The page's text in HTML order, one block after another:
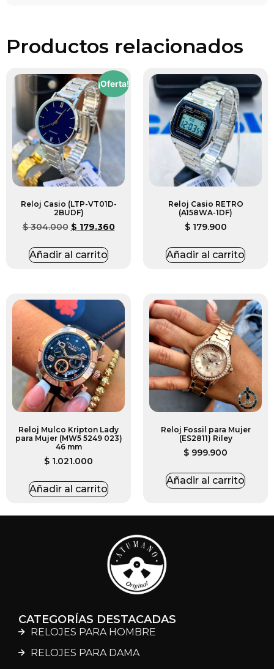
Productos relacionados
¡Oferta!
Reloj Casio (LTP-VT01D-
2BUDF)
$304.000 $ 179.360
Añadir al carrito
Reloj Casio RETRO
(A158WA-1DF)
$179.900
Añadir al carrito
Reloj Mulco Kripton Lady
para Mujer (MW5 5249 023)
46 mm
$ 1.021.000
Añadir al carrito
Reloj Fossil para Mujer
(ES2811) Riley
$ 999.900
Añadir al carrito
CATEGORÍAS DESTACADAS
RELOJES PARA HOMBRE
RELOJES PARA DAMA